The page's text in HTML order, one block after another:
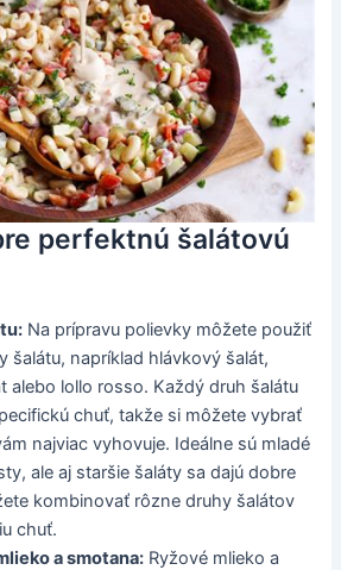
perfektnú šalátovú
Na prípravu polievky môžete použiť
šalátu, napríklad hlávkový šalát,
alebo lollo rosso. Každý druh šalátu
chuť, takže si môžete vybrať
najviac vyhovuje. Ideálne sú mladé
ale aj staršie šaláty sa dajú dobre
kombinovať rôzne druhy šalátov
chuť.
a smotana: Ryžové mlieko a